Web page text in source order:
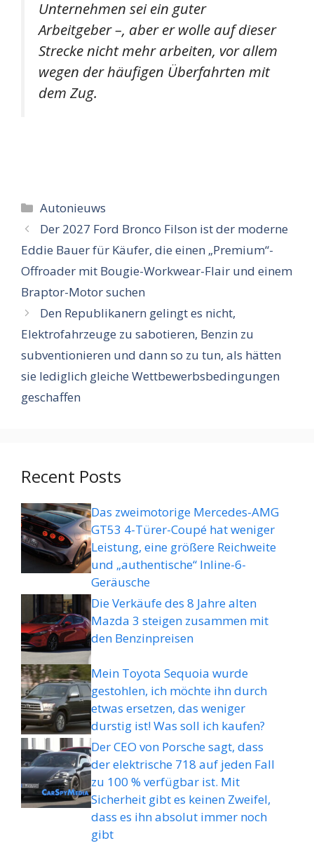
Unternehmen sei ein guter
Arbeitgeber –, aber er wolle auf dieser
Strecke nicht mehr arbeiten, vor allem
wegen der häufigen Überfahrten mit
dem Zug.
Categorieën
Autonieuws
Der 2027 Ford Bronco Filson ist der moderne
Eddie Bauer für Käufer, die einen „Premium“-
Offroader mit Bougie-Workwear-Flair und einem
Braptor-Motor suchen
Den Republikanern gelingt es nicht,
Elektrofahrzeuge zu sabotieren, Benzin zu
subventionieren und dann so zu tun, als hätten
sie lediglich gleiche Wettbewerbsbedingungen
geschaffen
Recent Posts
Das zweimotorige Mercedes-AMG
GT53 4-Türer-Coupé hat weniger
Leistung, eine größere Reichweite
und „authentische“ Inline-6-
Geräusche
Die Verkäufe des 8 Jahre alten
Mazda 3 steigen zusammen mit
den Benzinpreisen
Mein Toyota Sequoia wurde
gestohlen, ich möchte ihn durch
etwas ersetzen, das weniger
durstig ist! Was soll ich kaufen?
Der CEO von Porsche sagt, dass
der elektrische 718 auf jeden Fall
zu 100 % verfügbar ist. Mit
Sicherheit gibt es keinen Zweifel,
dass es ihn absolut immer noch
gibt